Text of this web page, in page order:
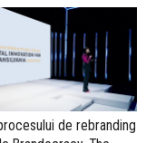
de rebranding